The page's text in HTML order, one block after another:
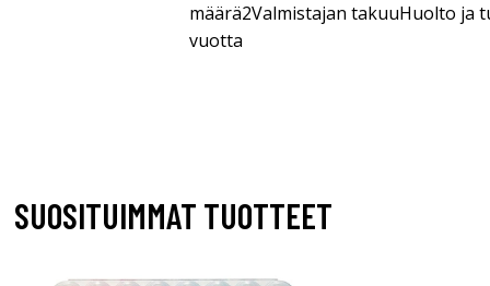
määrä2Valmistajan takuuHuolto ja
vuotta
SUOSITUIMMAT TUOTTEET